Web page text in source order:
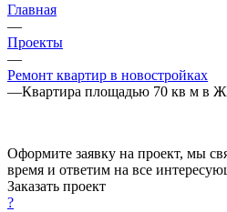
Главная
—
Проекты
—
Ремонт квартир в новостройках
—Квартира площадью 70 кв м в
Оформите заявку на проект, мы
время и ответим на все
Заказать проект
?